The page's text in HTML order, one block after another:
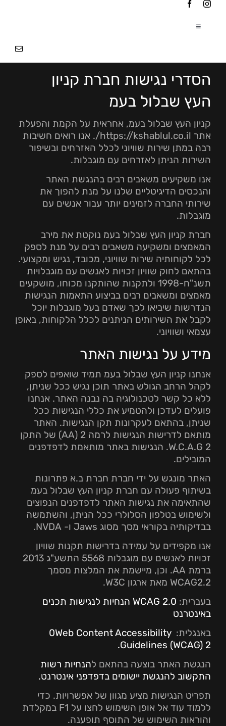
Skip
content
Toggle
עמוד הבית
הסדרי נגישות חברת קניון
העץ שבלול בעמ
קניון העץ שבלול בעמ, אחראית על הקמת והפעלת
אתר https://kshablul.co.il/. אנו רואים חשיבות
רבה במתן שירות שוויוני לכלל האזרחים ובשיפור
השירות הניתן לאזרחים עם מוגבלות.
אנו משקיעים משאבים רבים בהנגשת האתר
והנכסים הדיגיטליים שלנו על מנת להפוך את
שירותי החברה לזמינים יותר עבור אנשים עם
מוגבלות.
חברת קניון העץ שבלול בעמ נוקטת את מירב
המאמצים ומשקיעה משאבים רבים על מנת לספק
לכל לקוחותיה שירות שוויוני, מכובד, נגיש ומקצועי.
בהתאם לחוק שוויון זכויות לאנשים עם מוגבלויות
תשנ"ח-1998 ולתקנות שהותקנו מכוחו, מושקעים
מאמצים ומשאבים רבים בביצוע התאמות הנגישות
הנדרשות שיביאו לכך שאדם בעל מוגבלות יוכל
לקבל את השירותים הניתנים לכלל הלקוחות, באופן
עצמאי ושוויוני.
מידע על נגישות האתר
אנחנו קניון העץ שבלול בעמ תמיד שואפים לספק
לקהל הרחב הגולש באתר תוכן נגיש ככל שניתן,
ללא כל קשר לטכנולוגיה בה נבנה האתר. אנחנו
פועלים לעדכן ולהטמיע את כללי הנגישות ככל
שניתן, בהתאם לעקרונות תקן הנגישות. האתר
מותאם לדרישות הנגישות לרמה 2 (AA) של התקן
W.C.A.G 2. הנגישות באתר מותאמת לדפדפנים
המובילים.
האתר מונגש על ידי חברת חברת ב.א פתרונות
בשיתוף פעולה עם חברת קניון העץ שבלול בעמ
שהתאימה את נגישות האתר לדפדפנים הנפוצים
ולשימוש בטלפון הסלולרי ככל הניתן, והשתמשה
בבדיקותיה בקוראי מסך מסוג Jaws ו- NVDA.
אנו מקפידים על עמידה בדרישות תקנות שוויון
זכויות לאנשים עם מוגבלות 5568 התשע"ג 2013
ברמת AA. וכן, מיישמת את המלצות מסמך
WCAG2.2 מאת ארגון W3C.
בעברית:
WCAG 2.0 הנחיות לנגישות תכנים
באינטרנט
באנגלית: 0Web Content Accessibility
Guidelines (WCAG) 2.
הנגשת האתר בוצעה בהתאם להנחיות רשות
התקשוב להנגשת יישומים בדפדפני אינטרנט.
תפריט הנגישות מציע מגוון של אפשרויות. כדי
ללמוד עוד אל אופן השימוש לחצו על F1 במקלדת
והוראות השימוש של התוסף תופענה.